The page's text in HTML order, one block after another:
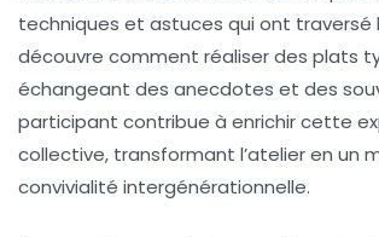
techniques et astuces qui ont traversé
découvre comment réaliser des plats
échangeant des anecdotes et des
participant contribue à enrichir cette
collective, transformant l’atelier en un
convivialité intergénérationnelle.